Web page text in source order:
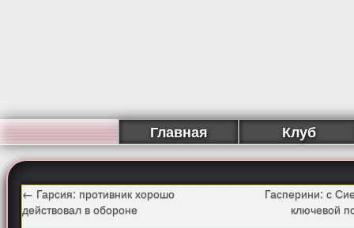
Главная Клуб
← Гарсия: противник хорошо
действовал в обороне
Гасперини: с
ключевой